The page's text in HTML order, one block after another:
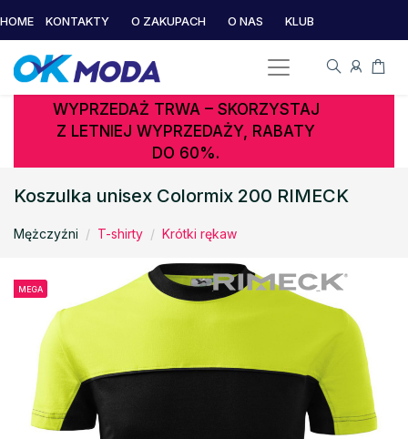
HOME KONTAKTY O ZAKUPACH O NAS KLUB
WYPRZEDAŻ TRWA – SKORZYSTAJ
Z LETNIEJ WYPRZEDAŻY, RABATY
DO 60%.
Koszulka unisex Colormix 200 RIMECK
Mężczyźni T-shirty Krótki rękaw
MEGA